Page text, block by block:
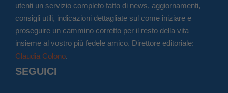
utenti un servizio completo fatto di news, aggiornamenti,
consigli utili, indicazioni dettagliate sul come iniziare e
proseguire un cammino corretto per il resto della vita
insieme al vostro più fedele amico. Direttore editoriale:
Claudia Colono.
SEGUICI